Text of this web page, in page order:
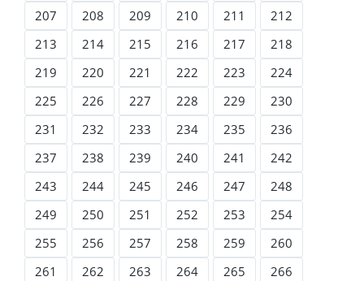
207
208 209 210 211
212
213
214 215 216 217
218
219
220 221 222 223
224
225
226 227 228 229
230
231
232 233 234 235
236
237
238 239 240 241
242
243
244 245 246 247
248
249
250 251 252 253
254
255
256 257 258 259
260
261
262 263 264 265
266